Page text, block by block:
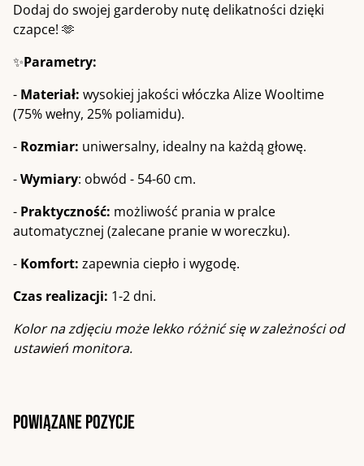
Dodaj do swojej garderoby nutę delikatności dzięki
czapce! 🫶
✨Parametry:
- Materiał: wysokiej jakości włóczka Alize Wooltime
(75% wełny, 25% poliamidu).
- Rozmiar: uniwersalny, idealny na każdą głowę.
-Wymiary: obwód - 54-60 cm.
- Praktyczność: możliwość prania w pralce
automatycznej (zalecane pranie w woreczku).
- Komfort: zapewnia ciepło i wygodę.
Czas realizacji: 1-2 dni.
Kolor na zdjęciu może lekko różnić się w zależności od
ustawień monitora.
Powiązane pozycje